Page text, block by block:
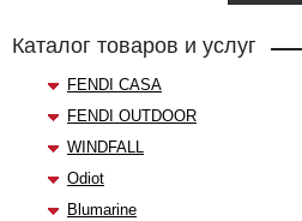
Каталог товаров и услуг
FENDI CASA
FENDI OUTDOOR
WINDFALL
Odiot
Blumarine